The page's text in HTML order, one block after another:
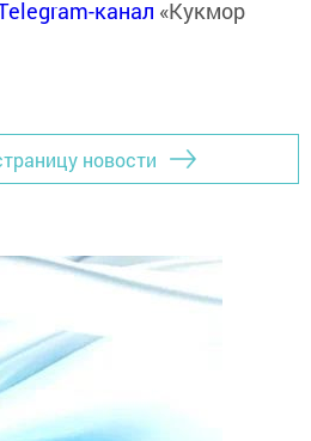
канал «Кукмор
новости